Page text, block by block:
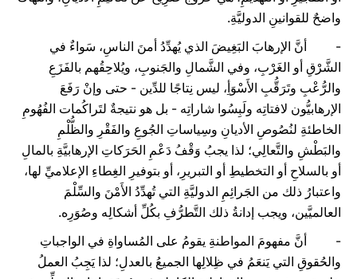
واضحٌ للقوانينِ الدوليَّةِ.
- أنَّ الإرهابَ البَغِيضَ الذي يُهدِّدُ أمنَ الناسِ، سَواءٌ في
الشَّرْقِ أو الغَرْبِ، وفي الشَّمالِ والجَنوبِ، ويُلاحِقُهم بالفَزَعِ
والرُّعْبِ وتَرَقُّبِ الأَسْوَأِ، ليس نِتاجًا للدِّين - حتى وإنْ رَفَعَ
الإرهابيُّون لافتاتِه ولَبِسُوا شاراتِه - بل هو نتيجةٌ لتَراكُمات الفُهُومِ
الخاطئةِ لنُصُوصِ الأديانِ وسِياساتِ الجُوعِ والفَقْرِ والظُّلْمِ
والبَطْشِ والتَّعالِي؛ لذا يجبُ وَقْفُ دَعْمِ الحَرَكاتِ الإرهابيَّةِ بالمالِ
أو بالسلاحِ أو التخطيطِ أو التبريرِ، أو بتوفيرِ الغِطاءِ الإعلاميِّ لها،
واعتبارُ ذلك من الجَرائِمِ الدوليَّةِ التي تُهدِّدُ الأَمْنَ والسِّلْمَ
العالميَّين، ويجب إدانةُ ذلك التَّطرُّفِ بكُلِّ أشكالِه وصُوَرِه.
- أنَّ مفهومَ المواطنةِ يقومُ على المُساواةِ في الواجباتِ
والحُقوقِ التي يَنعَمُ في ظِلالِها الجميعُ بالعدلِ؛ لذا يَجِبُ العملُ